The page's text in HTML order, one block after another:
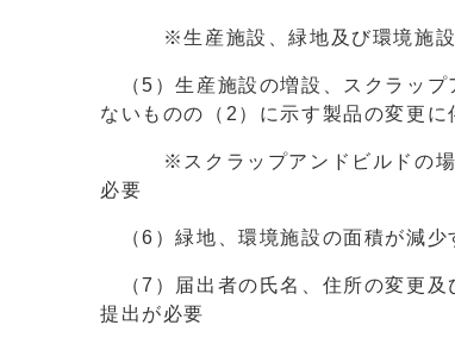
※生産施設、緑地及び環境施設の
（5）生産施設の増設、スクラップ
ないものの（2）に示す製品の変更
※スクラップアンドビルドの場合
必要
（6）緑地、環境施設の面積が減少
（7）届出者の氏名、住所の変更及
提出が必要